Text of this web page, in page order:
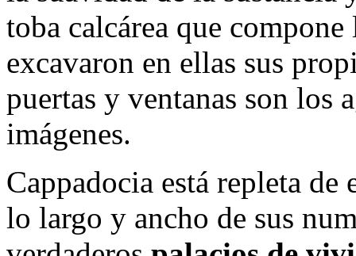
toba calcárea que
excavaron en ellas sus
puertas y ventanas son los
imágenes.
Cappadocia está repleta de
lo largo y ancho de sus